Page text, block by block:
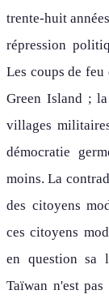
trente-huit
répression
Les coups de
Green Island ;
villages
démocratie
moins. La
des citoyens
ces citoyens
en question sa
Taïwan n'est